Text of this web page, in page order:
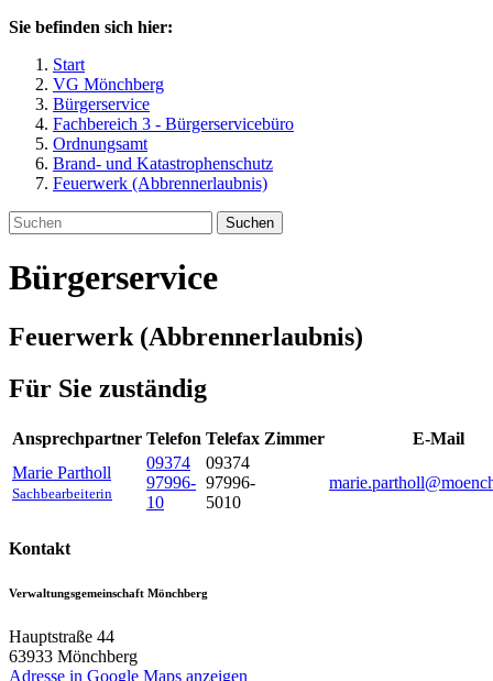
Sie befinden sich hier:
Start
VG Mönchberg
Bürgerservice
Fachbereich 3 - Bürgerservicebüro
Ordnungsamt
Brand- und Katastrophenschutz
Feuerwerk (Abbrennerlaubnis)
Suchen
Bürgerservice
Feuerwerk (Abbrennerlaubnis)
Für Sie zuständig
Ansprechpartner Telefon Telefax Zimmer
E-Mail
Marie Partholl
Sachbearbeiterin
09374
97996-
10
09374
97996-
5010
Kontakt
Verwaltungsgemeinschaft Mönchberg
Hauptstraße 44
63933 Mönchberg
Adresse in Google Maps anzeigen